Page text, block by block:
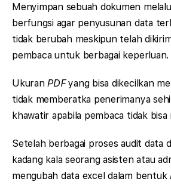
Menyimpan sebuah dokumen
berfungsi agar penyusunan data
tidak berubah meskipun telah
pembaca untuk berbagai keperluan.
UkuranPDFyang bisa dikecilkan
tidak memberatka penerimanya
khawatir apabila pembaca tidak bisa
Setelah berbagai proses audit data
kadang kala seorang asisten atau
mengubah data excel dalam bentuk